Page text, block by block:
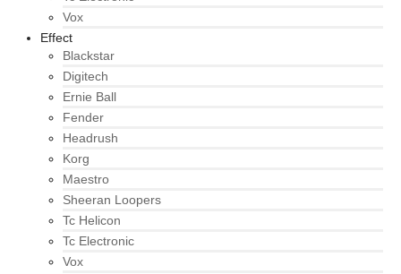
Vox
Effect
Blackstar
Digitech
Ernie Ball
Fender
Headrush
Korg
Maestro
Sheeran Loopers
Tc Helicon
Tc Electronic
Vox